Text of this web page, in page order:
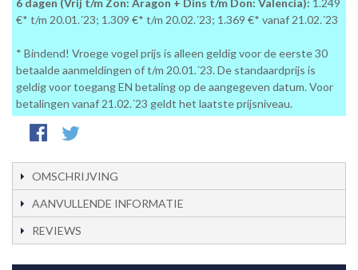
€* t/m 20.01.´23; 1.309 €* t/m 20.02.´23; 1.369 €* vanaf 21.02.´23
* Bindend! Vroege vogel prijs is alleen geldig voor de eerste 30
betaalde aanmeldingen of t/m 20.01.´23. De standaardprijs is
geldig voor toegang EN betaling op de aangegeven datum. Voor
betalingen vanaf 21.02.´23 geldt het laatste prijsniveau.
OMSCHRIJVING
AANVULLENDE INFORMATIE
REVIEWS